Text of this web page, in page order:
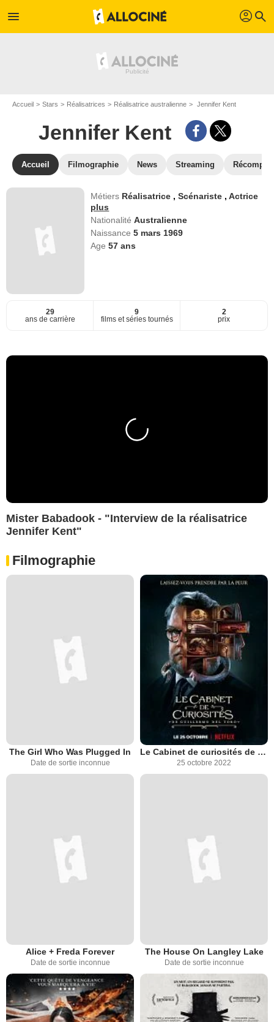
menu profil search
Accueil Stars Réalisatrices Réalisatrice australienne Jennifer Kent
Jennifer Kent
Accueil Filmographie News Streaming
Métiers Réalisatrice ,Scénariste ,Actrice
plus
NationalitéAustralienne
Naissance5 mars 1969
Age57 ans
29
ans de carrière
9
films et séries tournés
2
prix
Mister Babadook - "Interview de la réalisatrice
Jennifer Kent"
Filmographie
The Girl Who Was Plugged In
Date de sortie inconnue
Le Cabinet de curiosités de Guillermo del Toro
25 octobre 2022
Alice + Freda Forever
Date de sortie inconnue
The House On Langley Lake
Date de sortie inconnue